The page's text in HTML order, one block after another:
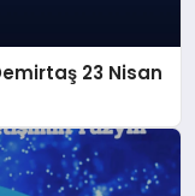
23 Nisan